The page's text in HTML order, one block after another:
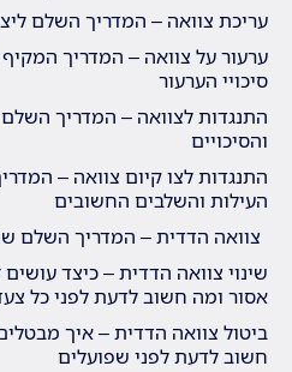
עריכת צוואה – המדריך השלם
ערעור על צוואה – המדריך
סיכויי הערעור
התנגדות לצוואה – המדריך
והסיכויים
התנגדות לצו קיום צוואה –
העילות והשלבים החשובים
צוואה הדדית – המדריך השלם
שינוי צוואה הדדית – כיצד
אסור ומה חשוב לדעת לפני כל
ביטול צוואה הדדית – איך
חשוב לדעת לפני שפועלים